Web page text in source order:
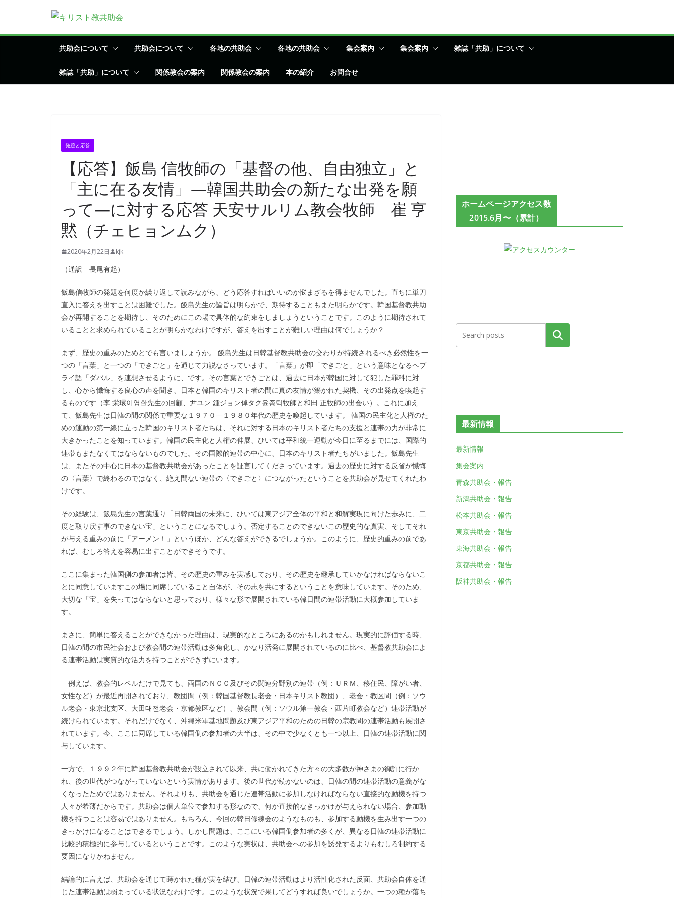
テ
共助会について 共助会について 各地の共助会 各地の共助会 集会案内 集会案内 雑誌「共助」について
雑誌「共助」について 関係教会の案内 関係教会の案内 本の紹介 お問合せ
発題と応答
【応答】飯島 信牧師の「基督の他、自由独立」と
「主に在る友情」―韓国共助会の新たな出発を願
って―に対する応答 天安サルリム教会牧師 崔 亨
黙（チェヒョンムク）
2020年2月22日 kjk
（通訳 長尾有起）
飯島信牧師の発題を何度か繰り返して読みながら、どう応答すればいいのか悩まざるを得ませんでした。直ちに単刀
直入に答えを出すことは困難でした。飯島先生の論旨は明らかで、期待することもまた明らかです。韓国基督教共助
会が再開することを期待し、そのためにこの場で具体的な約束をしましょうということです。このように期待されて
いることと求められていることが明らかなわけですが、答えを出すことが難しい理由は何でしょうか？
まず、歴史の重みのためとでも言いましょうか。 飯島先生は日韓基督教共助会の交わりが持続されるべき必然性を一
つの「言葉」と一つの「できごと」を通じて力説なさっています。「言葉」が即「できごと」という意味となるヘブ
ライ語「ダバル」を連想させるように、です。その言葉とできごとは、過去に日本が韓国に対して犯した罪科に対
し、心から懺悔する良心の声を聞き、日本と韓国のキリスト者の間に真の友情が築かれた契機、その出発点を喚起す
るものです（李 栄環이영환先生の回顧、尹ユン 鍾ジョン倬タク윤종탁牧師と和田 正牧師の出会い）。これに加え
て、飯島先生は日韓の間の関係で重要な１９７０―１９８０年代の歴史を喚起しています。 韓国の民主化と人権のた
めの運動の第一線に立った韓国のキリスト者たちは、それに対する日本のキリスト者たちの支援と連帯の力が非常に
大きかったことを知っています。韓国の民主化と人権の伸展、ひいては平和統一運動が今日に至るまでには、国際的
連帯もまたなくてはならないものでした。その国際的連帯の中心に、日本のキリスト者たちがいました。飯島先生
は、またその中心に日本の基督教共助会があったことを証言してくださっています。過去の歴史に対する反省が懺悔
の〈言葉〉で終わるのではなく、絶え間ない連帯の〈できごと〉につながったということを共助会が見せてくれたわ
けです。
その経験は、飯島先生の言葉通り「日韓両国の未来に、ひいては東アジア全体の平和と和解実現に向けた歩みに、二
度と取り戻す事のできない宝」ということになるでしょう。否定することのできないこの歴史的な真実、そしてそれ
が与える重みの前に「アーメン！」というほか、どんな答えができるでしょうか。このように、歴史的重みの前であ
れば、むしろ答えを容易に出すことができそうです。
ここに集まった韓国側の参加者は皆、その歴史の重みを実感しており、その歴史を継承していかなければならないこ
とに同意していますこの場に同席していること自体が、その志を共にするということを意味しています。そのため、
大切な「宝」を失ってはならないと思っており、様々な形で展開されている韓日間の連帯活動に大概参加していま
す。
まさに、簡単に答えることができなかった理由は、現実的なところにあるのかもしれません。現実的に評価する時、
日韓の間の市民社会および教会間の連帯活動は多角化し、かなり活発に展開されているのに比べ、基督教共助会によ
る連帯活動は実質的な活力を持つことができずにいます。
例えば、教会的レベルだけで見ても、両国のＮＣＣ及びその関連分野別の連帯（例：ＵＲＭ、移住民、障がい者、
女性など）が最近再開されており、教団間（例：韓国基督教長老会・日本キリスト教団）、老会・教区間（例：ソウ
ル老会・東京北支区、大田대전老会・京都教区など）、教会間（例：ソウル第一教会・西片町教会など）連帯活動が
続けられています。それだけでなく、沖縄米軍基地問題及び東アジア平和のための日韓の宗教間の連帯活動も展開さ
れています。今、ここに同席している韓国側の参加者の大半は、その中で少なくとも一つ以上、日韓の連帯活動に関
与しています。
一方で、１９９２年に韓国基督教共助会が設立されて以来、共に働かれてきた方々の大多数が神さまの御許に行か
れ、後の世代がつながっていないという実情があります。後の世代が続かないのは、日韓の間の連帯活動の意義がな
くなったためではありません。それよりも、共助会を通じた連帯活動に参加しなければならない直接的な動機を持つ
人々が希薄だからです。共助会は個人単位で参加する形なので、何か直接的なきっかけが与えられない場合、参加動
機を持つことは容易ではありません。もちろん、今回の韓日修練会のようなものも、参加する動機を生み出す一つの
きっかけになることはできるでしょう。しかし問題は、ここにいる韓国側参加者の多くが、異なる日韓の連帯活動に
比較的積極的に参与しているということです。このような実状は、共助会への参加を誘発するよりもむしろ制約する
要因になりかねません。
結論的に言えば、共助会を通じて蒔かれた種が実を結び、日韓の連帯活動はより活性化された反面、共助会自体を通
じた連帯活動は弱まっている状況なわけです。このような状況で果してどうすれば良いでしょうか。一つの種が落ち
ホームページアクセス数
2015.6月〜（累計）
検索
最新情報
最新情報
集会案内
青森共助会・報告
新潟共助会・報告
松本共助会・報告
東京共助会・報告
東海共助会・報告
京都共助会・報告
阪神共助会・報告